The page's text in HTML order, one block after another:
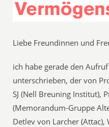
Liebe Freundinnen und
ich habe gerade den Aufruf
unterschrieben, der von
SJ (Nell Breuning Institut),
(Memorandum-Gruppe
Detlev von Larcher (Attac),